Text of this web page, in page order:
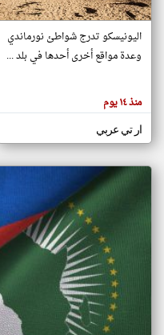
هنا عن
وجهة
كاتبيها.
اليونيسكو تدرج شواطئ نورماندي
وعدة مواقع أخرى أحدها في بلد ...
منذ ١٤ يوم
ار تي عربي